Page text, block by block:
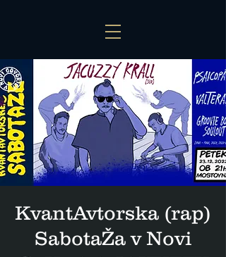
KvantAvtorska (rap)
SabotaŽa v Novi